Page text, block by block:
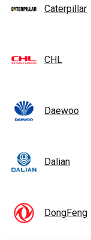
Caterpillar
CHL
Daewoo
Dalian
DongFeng